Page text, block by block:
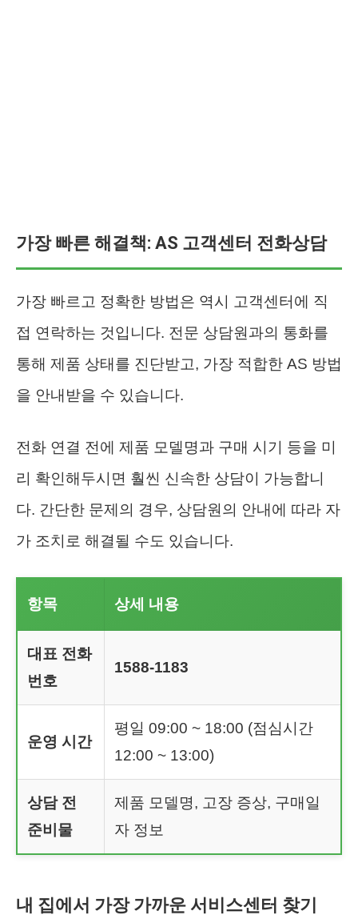
가장 빠른 해결책: AS 고객센터 전화상담
가장 빠르고 정확한 방법은 역시 고객센터에 직
접 연락하는 것입니다. 전문 상담원과의 통화를
통해 제품 상태를 진단받고, 가장 적합한 AS 방법
을 안내받을 수 있습니다.
전화 연결 전에 제품 모델명과 구매 시기 등을 미
리 확인해두시면 훨씬 신속한 상담이 가능합니
다. 간단한 문제의 경우, 상담원의 안내에 따라 자
가 조치로 해결될 수도 있습니다.
항목 상세 내용
대표 전화
번호
1588-1183
운영 시간
평일 09:00 ~ 18:00 (점심시간
12:00 ~ 13:00)
상담 전
준비물
제품 모델명, 고장 증상, 구매일
자 정보
내 집에서 가장 가까운 서비스센터 찾기